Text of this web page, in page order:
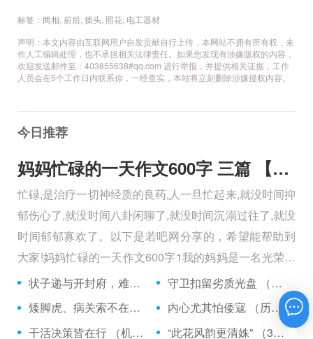
标签： 两相 前后 插头 照花 电工器材
声明：本文内容由互联网用户自发贡献自行上传，本网站不拥有所有权，未
作人工编辑处理，也不承担相关法律责任。如果您发现有涉嫌版权的内容，
欢迎发送邮件至：403855638#qq.com 进行举报，并提供相关证据，工作
人员会在5个工作日内联系你，一经查实，本站将立刻删除涉嫌侵权内容。
今日推荐
妈妈忙碌的一天作文600字 三篇 【600字】
忙碌,是治疗一切神经质的良药,人一旦忙起来,就没时间抑
郁伤心了,就没时间八卦闲聊了,就没时间沉溺过往了,就没
时间郁郁寡欢了。以下是若吧网分享的，希望能帮助到
大家!妈妈忙碌的一天作文600字1我的妈妈是一名光荣的
人民警察，她总有做不完的事情。
状子递与开封府，难忍怒气心中生 （5字口语）
守卫扣留劣质光盘 （5字常言）
矮脚虎、病关索不在，智多星、行者前往此处 （七字俗语）
内心尤其怕倭寇 （历法用语一卷帘）
干活决策皆在行 （机构简称二）
“此花风韵更清姝” （3字手机品牌）